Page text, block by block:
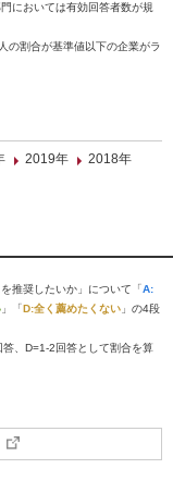
においては有効回答者数が規
の割合が基準値以下の企業がラ
2019年
2018年
推奨したいか」について「A:
」「D:全く薦めたくない 」の4段
、D=1-2回答として割合を算